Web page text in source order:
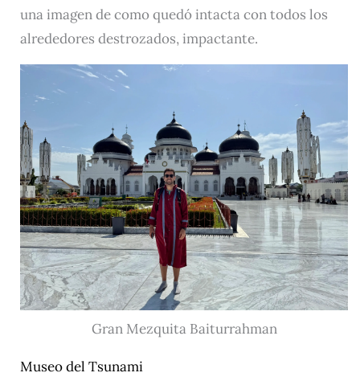
una imagen de como quedó intacta con todos los
alrededores destrozados, impactante.
Gran Mezquita Baiturrahman
Museo del Tsunami